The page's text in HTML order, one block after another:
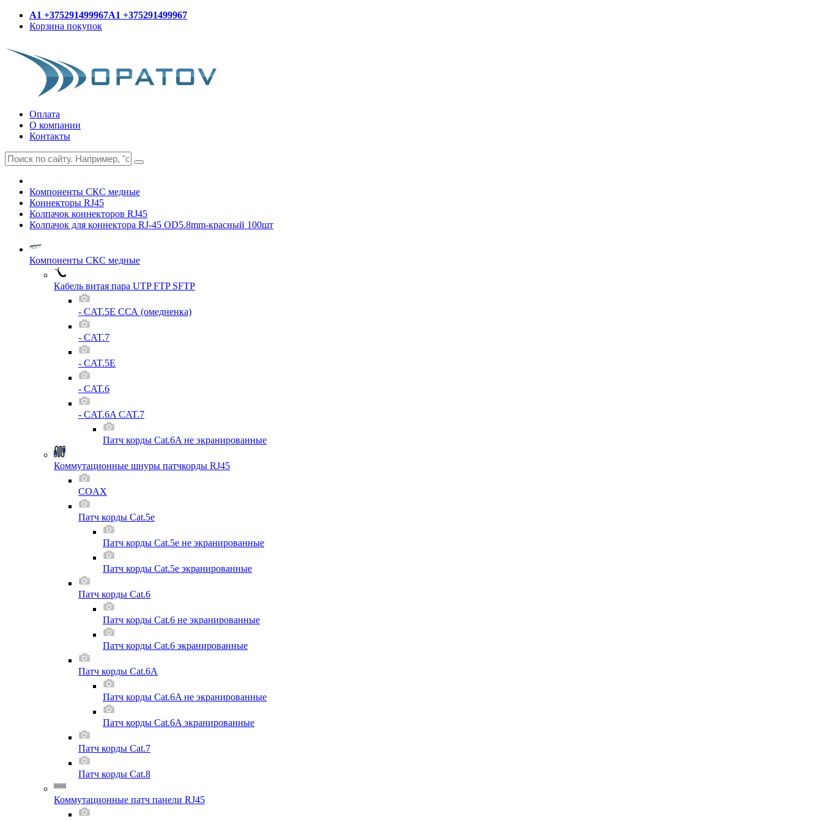
A1 +375291499967A1 +375291499967
Корзина покупок
Оплата
О компании
Контакты
Компоненты СКС медные
Коннекторы RJ45
Колпачок коннекторов RJ45
Колпачок для коннектора RJ-45 OD5.8mm-красный 100шт
Компоненты СКС медные
Кабель витая пара UTP FTP SFTP
- CAT.5E ССА (омедненка)
- CAT.7
- CAT.5E
- CAT.6
- CAT.6A CAT.7
Патч корды Cat.6A не экранированные
Коммутационные шнуры патчкорды RJ45
COAX
Патч корды Cat.5e
Патч корды Cat.5e не экранированные
Патч корды Cat.5e экранированные
Патч корды Cat.6
Патч корды Cat.6 не экранированные
Патч корды Cat.6 экранированные
Патч корды Cat.6A
Патч корды Cat.6A не экранированные
Патч корды Cat.6A экранированные
Патч корды Cat.7
Патч корды Cat.8
Коммутационные патч панели RJ45